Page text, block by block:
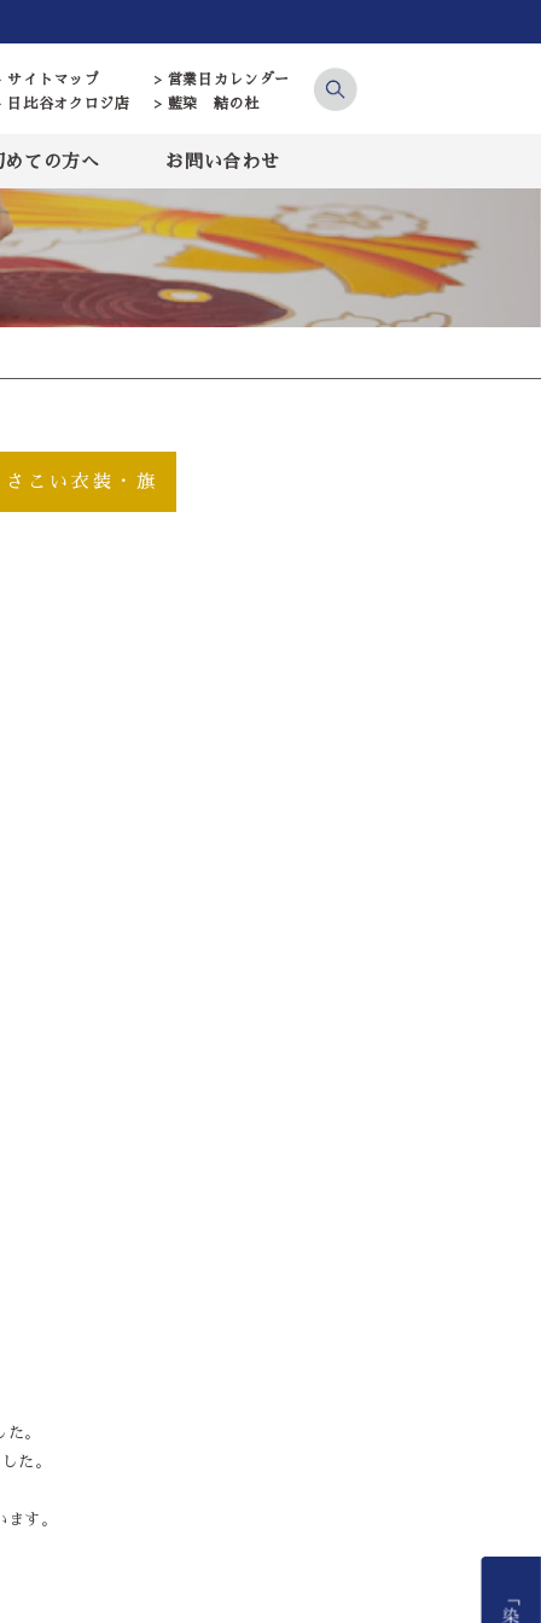
サイトマップ
> 営業日カレンダー
日比谷オクロジ店
> 藍染 結の杜
めての方へ お問い合わせ
さこい衣装・旗
。
た。
す。